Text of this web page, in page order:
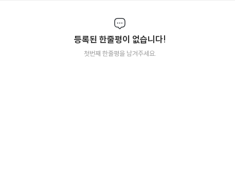
등록된 한줄평이 없습니다!
첫번째 한줄평을 남겨주세요.